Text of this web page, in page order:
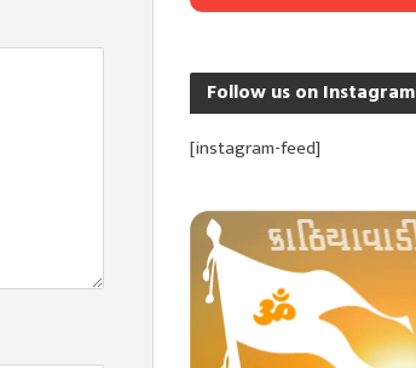
Follow us on Instagram
[instagram-feed]